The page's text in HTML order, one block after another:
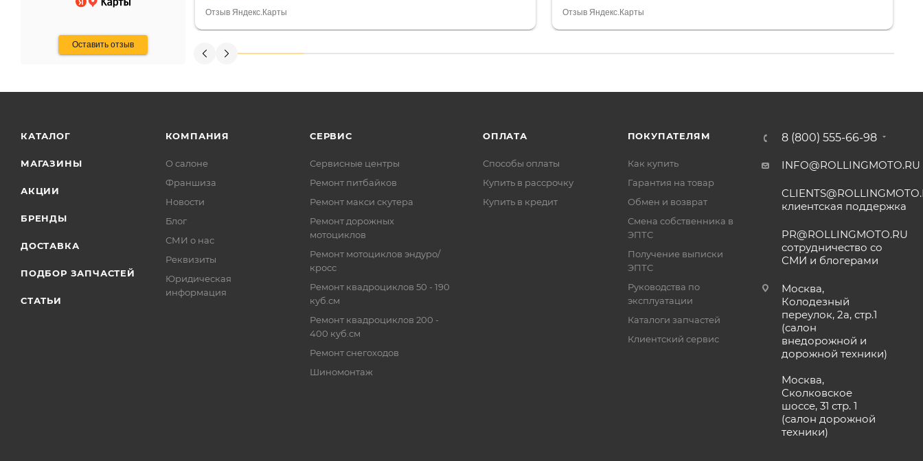
Оставить отзыв
Считаю, что это говорит о небезразличии к клиенту после
Отзыв Яндекс.Карты
спасибо отдельное, всегда на связи, очень детально всё
Отзыв Яндекс.Карты
КАТАЛОГ
МАГАЗИНЫ
АКЦИИ
БРЕНДЫ
ДОСТАВКА
ПОДБОР ЗАПЧАСТЕЙ
СТАТЬИ
КОМПАНИЯ
О салоне
Франшиза
Новости
Блог
СМИ о нас
Реквизиты
Юридическая
информация
СЕРВИС
Сервисные центры
Ремонт питбайков
Ремонт макси скутера
Ремонт дорожных
мотоциклов
Ремонт мотоциклов эндуро/
кросс
Ремонт квадроциклов 50 - 190
куб.см
Ремонт квадроциклов 200 -
400 куб.см
Ремонт снегоходов
Шиномонтаж
ОПЛАТА
Способы оплаты
Купить в рассрочку
Купить в кредит
ПОКУПАТЕЛЯМ
Как купить
Гарантия на товар
Обмен и возврат
Смена собственника в
ЭПТС
Получение выписки
ЭПТС
Руководства по
эксплуатации
Каталоги запчастей
Клиентский сервис
8 (800) 555-66-98
INFO@ROLLINGMOTO.RU
клиентская поддержка
PR@ROLLINGMOTO.RU
сотрудничество со
СМИ и блогерами
Москва,
Колодезный
переулок, 2а, стр.1
(салон
внедорожной и
дорожной техники)
Москва,
Сколковское
шоссе, 31 стр. 1
(салон дорожной
техники)